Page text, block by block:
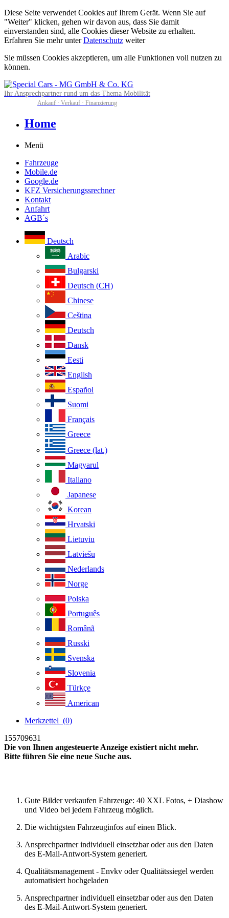
Diese Seite verwendet Cookies auf Ihrem Gerät. Wenn Sie auf
"Weiter" klicken, gehen wir davon aus, dass Sie damit
einverstanden sind, alle Cookies dieser Website zu erhalten.
Erfahren Sie mehr unterDatenschutz weiter
Sie müssen Cookies akzeptieren, um alle Funktionen voll nutzen zu
können.
Ihr Ansprechpartner rund um das Thema Mobilität
Ankauf · Verkauf · Finanzierung
Home
Menü
Fahrzeuge
Mobile.de
Google.de
KFZ Versicherungssrechner
Kontakt
Anfahrt
AGB´s
Deutsch
Arabic
Bulgarski
Deutsch (CH)
Chinese
Ceština
Deutsch
Dansk
Eesti
English
Español
Suomi
Français
Greece
Greece (lat.)
Magyarul
Italiano
Japanese
Korean
Hrvatski
Lietuviu
Latviešu
Nederlands
Norge
Polska
Português
Românã
Russki
Svenska
Slovenia
Türkçe
American
Merkzettel (0)
155709631
Die von Ihnen angesteuerte Anzeige existiert nicht mehr.
Bitte führen Sie eine neue Suche aus.
Gute Bilder verkaufen Fahrzeuge: 40 XXL Fotos, + Diashow
und Video bei jedem Fahrzeug möglich.
Die wichtigsten Fahrzeuginfos auf einen Blick.
Ansprechpartner individuell einsetzbar oder aus den Daten
des E-Mail-Antwort-System generiert.
Qualitätsmanagement - Envkv oder Qualitätssiegel werden
automatisiert hochgeladen
Ansprechpartner individuell einsetzbar oder aus den Daten
des E-Mail-Antwort-System generiert.